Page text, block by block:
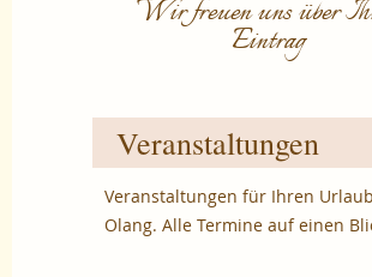
Wir freuen uns über
Eintrag
Veranstaltungen
Veranstaltungen für Ihren
Olang. Alle Termine auf einen